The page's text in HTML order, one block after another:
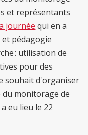
et représentants
journée qui en a
pédagogie
: utilisation de
pour des
souhait d'organiser
du monitorage de
eu lieu le 22